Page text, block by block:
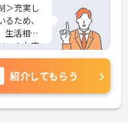
＞充実し
ため、
生活相談
ン！お客
の人間性
。
働き方＞
わせた働
おり、長
紹介してもらう